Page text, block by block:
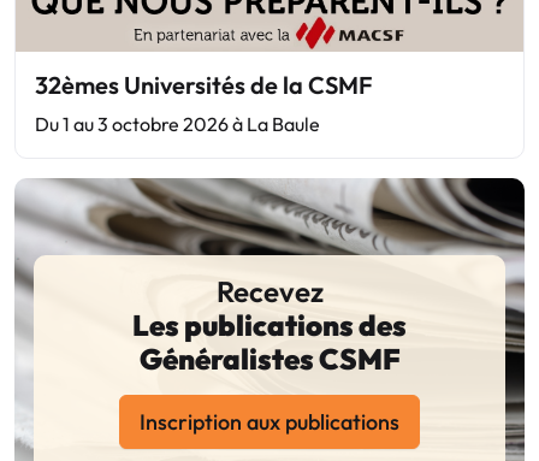
32èmes Universités de la CSMF
Du 1 au 3 octobre 2026 à La Baule
Recevez
Les publications des
Généralistes CSMF
Inscription aux publications